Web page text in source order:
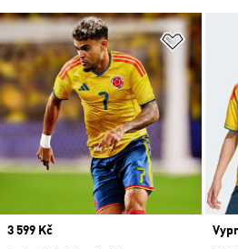
Přidat
Price
3 599 Kč